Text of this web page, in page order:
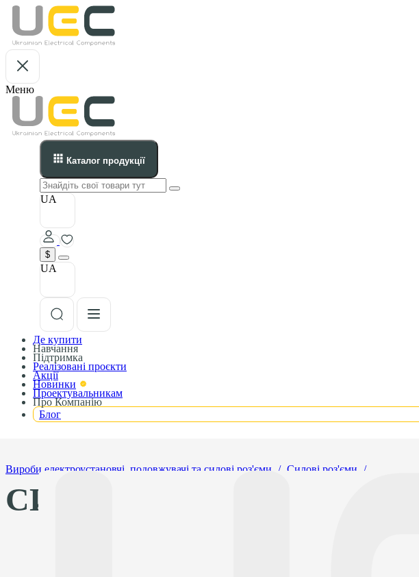
Меню
Каталог продукції
UA
$
UA
Де купити
Навчання
Підтримка
Реалізовані проєкти
Акції
Новинки
Проектувальникам
Про Компанію
Блог
Вироби електроустановчі, подовжувачі та силові роз'єми / Силові роз'єми /
СИЛОВІ РОЗ'ЄМИ GEWISS